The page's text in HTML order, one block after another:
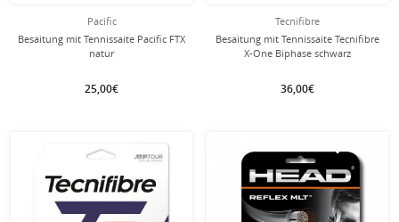
Pacific
Besaitung mit Tennissaite Pacific FTX
natur
25,00€
Tecnifibre
Besaitung mit Tennissaite Tecnifibre
X-One Biphase schwarz
36,00€
mit dieser Saite Besaitung
mit dieser Saite